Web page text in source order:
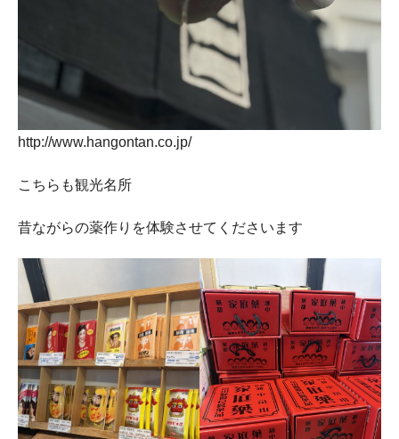
http://www.hangontan.co.jp/
こちらも観光名所
昔ながらの薬作りを体験させてくださいます